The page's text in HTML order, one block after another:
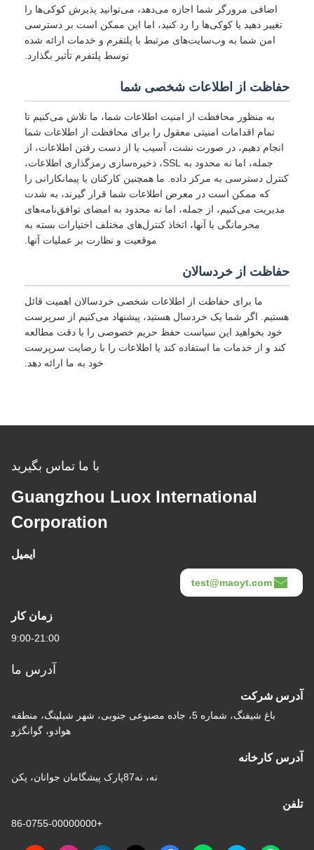
اضافی مرورگر شما اجازه می‌دهد، می‌توانید پذیرش کوکی‌ها را
تغییر دهید یا کوکی‌ها را رد کنید، اما این ممکن است بر دسترسی
امن شما به وب‌سایت‌های مرتبط با پلتفرم و خدمات ارائه شده
توسط پلتفرم تأثیر بگذارد.
حفاظت از اطلاعات شخصی شما
به منظور محافظت از امنیت اطلاعات شما، ما تلاش می‌کنیم تا
تمام اقدامات امنیتی معقول را برای محافظت از اطلاعات شما
انجام دهیم، در صورت نشت، آسیب یا از دست رفتن اطلاعات، از
جمله، اما نه محدود به SSL، ذخیره‌سازی رمزگذاری اطلاعات،
کنترل دسترسی به مرکز داده. ما همچنین کارکنان یا پیمانکارانی را
که ممکن است در معرض اطلاعات شما قرار گیرند، به شدت
مدیریت می‌کنیم، از جمله، اما نه محدود به امضای توافق‌نامه‌های
محرمانگی با آنها، اتخاذ کنترل‌های مختلف اختیارات بسته به
موقعیت و نظارت بر عملیات آنها.
حفاظت از خردسالان
ما برای حفاظت از اطلاعات شخصی خردسالان اهمیت قائل
هستیم. اگر شما یک خردسال هستید، پیشنهاد می‌کنیم از سرپرست
خود بخواهید این سیاست حفظ حریم خصوصی را با دقت مطالعه
کند و از خدمات ما استفاده کند یا اطلاعات را با رضایت سرپرست
خود به ما ارائه دهد.
با ما تماس بگیرید
Guangzhou Luox International
Corporation
ایمیل
test@maoyt.com
زمان کار
9:00-21:00
آدرس ما
آدرس شرکت
باغ شیفنگ، شماره 5، جاده مصنوعی جنوبی، شهر شیلینگ، منطقه
هوادو، گوانگژو
آدرس کارخانه
نه، نه87پارک پیشگامان جوانان، پکن
تلفن
+86-0755-00000000